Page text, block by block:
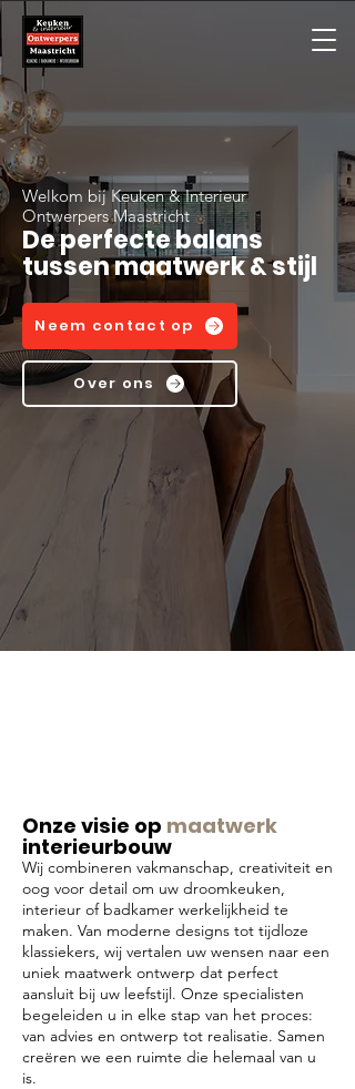
Welkom bij Keuken & Interieur
Ontwerpers Maastricht
De perfecte balans
tussen maatwerk & stijl
Neem contact op
Over ons
Onze visie op maatwerk
interieurbouw
Wij combineren vakmanschap, creativiteit en
oog voor detail om uw droomkeuken,
interieur of badkamer werkelijkheid te
maken. Van moderne designs tot tijdloze
klassiekers, wij vertalen uw wensen naar een
uniek maatwerk ontwerp dat perfect
aansluit bij uw leefstijl. Onze specialisten
begeleiden u in elke stap van het proces:
van advies en ontwerp tot realisatie. Samen
creëren we een ruimte die helemaal van u
is.